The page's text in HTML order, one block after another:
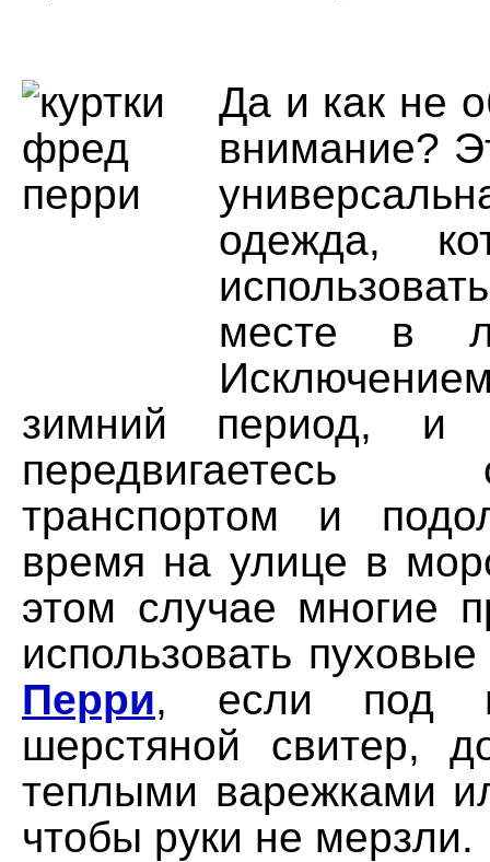
Да и как не
внимание?
одежда,
месте в
зимний период,
передвигаетесь
транспортом и
время на улице в
этом случае многие
использовать
Перри, если под
шерстяной свитер,
теплыми варежками
чтобы руки не мерзли.